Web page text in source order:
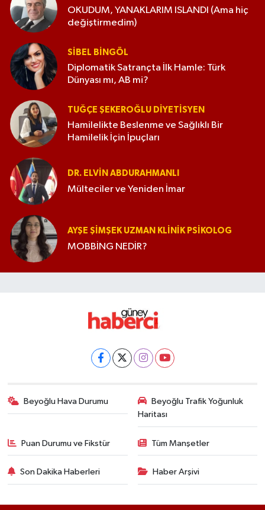
OKUDUM, YANAKLARIM ISLANDI (Ama hiç
değiştirmedim)
SIBEL BINGÖL
Diplomatik Satrançta İlk Hamle: Türk
Dünyası mı, AB mi?
TUĞÇE ŞEKEROĞLU DIYETISYEN
Hamilelikte Beslenme ve Sağlıklı Bir
Hamilelik İçin İpuçları
DR. ELVIN ABDURAHMANLI
Mülteciler ve Yeniden İmar
AYŞE ŞIMŞEK UZMAN KLINIK PSIKOLOG
MOBBİNG NEDİR?
Beyoğlu Hava Durumu
Beyoğlu Trafik Yoğunluk
Haritası
Puan Durumu ve Fikstür Tüm Manşetler
Son Dakika Haberleri Haber Arşivi